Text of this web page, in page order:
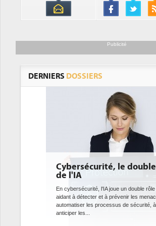
Publicité
DERNIERS DOSSIERS
visage
rôle : le gentil en
DEE: l'efficacité
bientôt une
datacenters
Des datacenters plus
ce que recherchent les
avec la mise en oeuvre de la